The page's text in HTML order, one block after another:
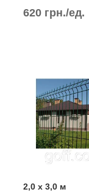
620 грн./ед.
2,0 х 3,0 м